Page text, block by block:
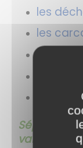
les
les
les
les